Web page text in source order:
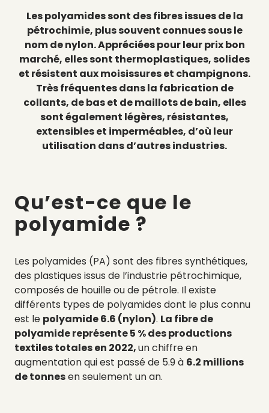
Les polyamides sont des fibres issues de la
pétrochimie, plus souvent connues sous le
nom de nylon. Appréciées pour leur prix bon
marché, elles sont thermoplastiques, solides
et résistent aux moisissures et champignons.
Très fréquentes dans la fabrication de
collants, de bas et de maillots de bain, elles
sont également légères, résistantes,
extensibles et imperméables, d’où leur
utilisation dans d’autres industries.
Qu’est-ce que le
polyamide ?
Les polyamides (PA) sont des fibres synthétiques,
des plastiques issus de l’industrie pétrochimique,
composés de houille ou de pétrole. Il existe
différents types de polyamides dont le plus connu
est le polyamide 6.6 (nylon). La fibre de
polyamide représente 5 % des productions
textiles totales en 2022,un chiffre en
augmentation qui est passé de 5.9 à 6.2 millions
de tonnesen seulement un an.